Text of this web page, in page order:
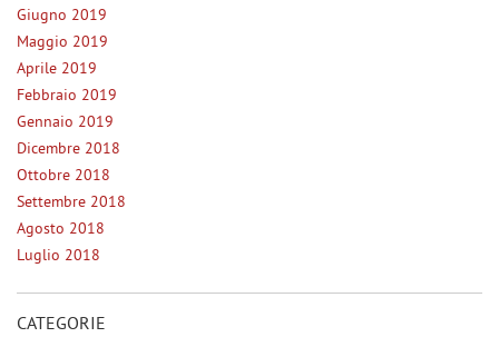
Giugno 2019
Maggio 2019
Aprile 2019
Febbraio 2019
Gennaio 2019
Dicembre 2018
Ottobre 2018
Settembre 2018
Agosto 2018
Luglio 2018
CATEGORIE